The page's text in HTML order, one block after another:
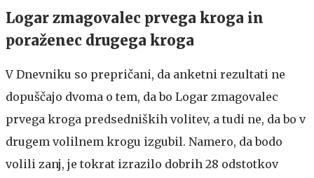
Logar zmagovalec prvega kroga in
poraženec drugega kroga
V Dnevniku so prepričani, da anketni rezultati ne
dopuščajo dvoma o tem, da bo Logar zmagovalec
prvega kroga predsedniških volitev, a tudi ne, da bo v
drugem volilnem krogu izgubil. Namero, da bodo
volili zanj, je tokrat izrazilo dobrih 28 odstotkov